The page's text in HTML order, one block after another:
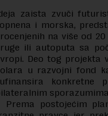
zaista zvuči
i morska,
na više od
ili autoputa sa
Deo tog projekta
u razvojni fond
konkretne
Prema postojećim